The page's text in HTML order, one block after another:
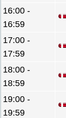
16:00 -
16:59
17:00 -
17:59
18:00 -
18:59
19:00 -
19:59